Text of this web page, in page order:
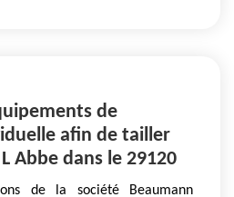
de
afin de tailler
Abbe dans le 29120
de la société Beaumann